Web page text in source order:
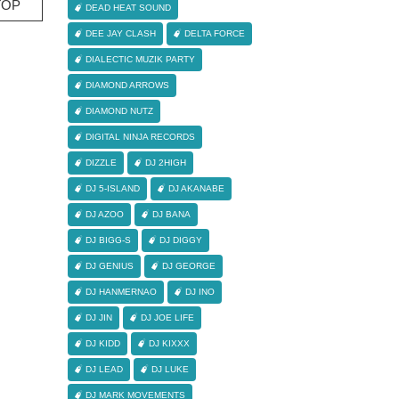
DEAD HEAT SOUND
DEE JAY CLASH DELTA FORCE
DIALECTIC MUZIK PARTY
DIAMOND ARROWS
DIAMOND NUTZ
DIGITAL NINJA RECORDS
DIZZLE DJ 2HIGH
DJ 5-ISLAND DJ AKANABE
DJ AZOO DJ BANA
DJ BIGG-S DJ DIGGY
DJ GENIUS DJ GEORGE
DJ HANMERNAO DJ INO
DJ JIN DJ JOE LIFE
DJ KIDD DJ KIXXX
DJ LEAD DJ LUKE
DJ MARK MOVEMENTS